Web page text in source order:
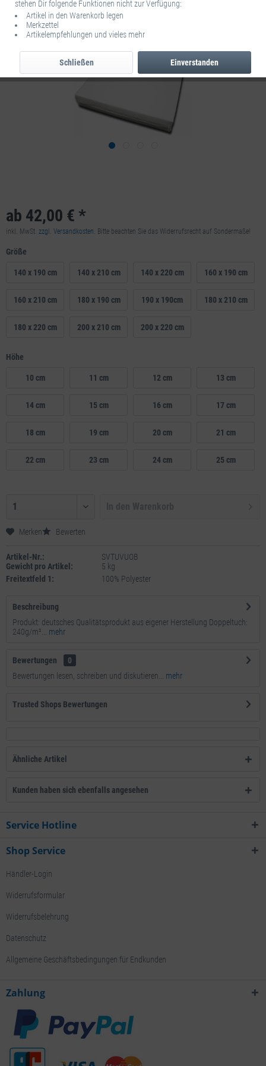
ab 42,00 € *
inkl. MwSt. zzgl. Versandkosten. Bitte beachten Sie das Widerrufsrecht auf Sondermaße!
Größe
140 x 190 cm 140 x 210 cm 140 x 220 cm 160 x 190 cm
160 x 210 cm 180 x 190 cm 190 x 190cm 180 x 210 cm
180 x 220 cm 200 x 210 cm 200 x 220 cm
Höhe
10 cm 11 cm 12 cm 13 cm
14 cm 15 cm 16 cm 17 cm
18 cm 19 cm 20 cm 21 cm
22 cm 23 cm 24 cm 25 cm
Merken Bewerten
Artikel-Nr.:
SVTUVUOB
Gewicht pro Artikel:
5 kg
Freitextfeld 1:
100% Polyester
Beschreibung
Produkt: deutsches Qualitätsprodukt aus eigener Herstellung Doppeltuch:
240g/m²...
mehr
Bewertungen
0
Bewertungen lesen, schreiben und diskutieren...
mehr
Trusted Shops Bewertungen
Ähnliche Artikel
Kunden haben sich ebenfalls angesehen
Service Hotline
Shop Service
Händler-Login
Widerrufsformular
Widerrufsbelehrung
Datenschutz
Allgemeine Geschäftsbedingungen für Endkunden
Zahlung
stehen Dir folgende Funktionen nicht zur Verfügung:
Artikel in den Warenkorb legen
Merkzettel
Artikelempfehlungen und vieles mehr
Einverstanden
Schließen